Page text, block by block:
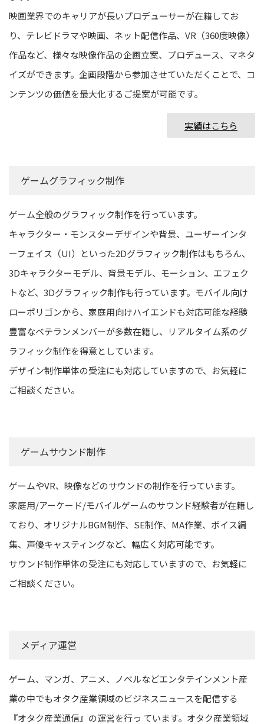
映画業界でのキャリアが長いプロデューサーが在籍してお
り、テレビドラマや映画、ネット配信作品、VR（360度映像）
作品など、様々な映像作品の企画立案、プロデュース、マネタ
イズができます。企画段階から参加させていただくことで、コ
ンテンツの価値を最大化するご提案が可能です。
実績はこちら
ゲームグラフィック制作
ゲーム全般のグラフィック制作を行っています。
キャラクター・モンスターデザインや背景、ユーザーインタ
ーフェイス（UI）といった2Dグラフィック制作はもちろん、
3Dキャラクターモデル、背景モデル、モーション、エフェク
トなど、3Dグラフィック制作も行っています。モバイル向け
ローポリゴンから、家庭用向けハイエンドも対応可能な経験
豊富なベテランメンバーが多数在籍し、リアルタイム系のグ
ラフィック制作を得意としています。
デザイン制作単体の受注にも対応していますので、お気軽に
ご相談ください。
ゲームサウンド制作
ゲームやVR、映像などのサウンドの制作を行っています。
家庭用/アーケード/モバイルゲームのサウンド経験者が在籍し
ており、オリジナルBGM制作、SE制作、MA作業、ボイス編
集、声優キャスティングなど、幅広く対応可能です。
サウンド制作単体の受注にも対応していますので、お気軽に
ご相談ください。
メディア運営
ゲーム、マンガ、アニメ、ノベルなどエンタテインメント産
業の中でもオタク産業領域のビジネスニュースを配信する
『オタク産業通信』の運営を行っ ています。オタク産業領域